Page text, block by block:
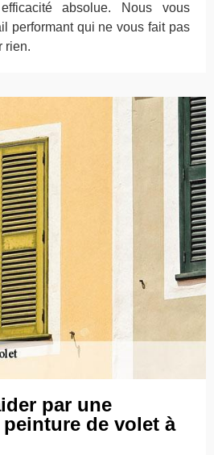
absolue. Nous vous
performant qui ne vous fait pas
rien.
par une
de volet à